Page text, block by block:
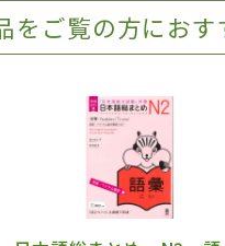
をご覧の方にお